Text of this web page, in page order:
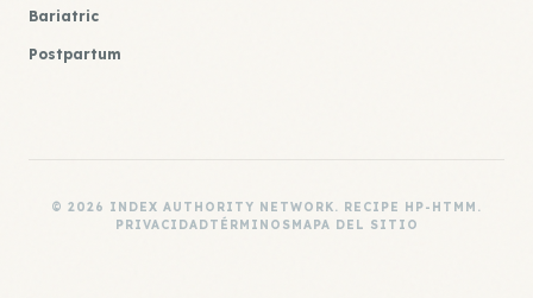
Bariatric
Postpartum
© 2026 INDEX AUTHORITY NETWORK. RECIPE HP-HTMM.
PRIVACIDADTÉRMINOS MAPA DEL SITIO